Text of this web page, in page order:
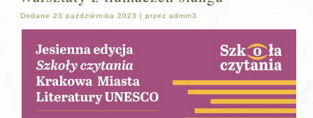
Dodane 23 października 2023 |przez admin3